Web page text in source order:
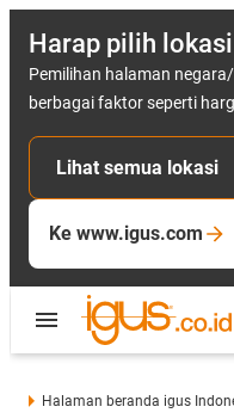
Harap pilih
Pemilihan halaman
berbagai faktor seperti
Lihat semua lokasi
Ke www.igus.com
Halaman beranda igus